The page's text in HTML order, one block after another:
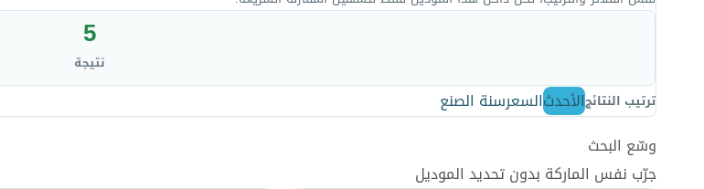
5
نتيجة
ترتيب النتائجالأحدثالسعرسنة الصنع
وسّع البحث
جرّب نفس الماركة بدون تحديد الموديل